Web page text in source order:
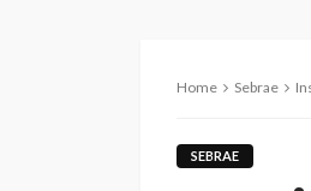
Home Sebrae
SEBRAE